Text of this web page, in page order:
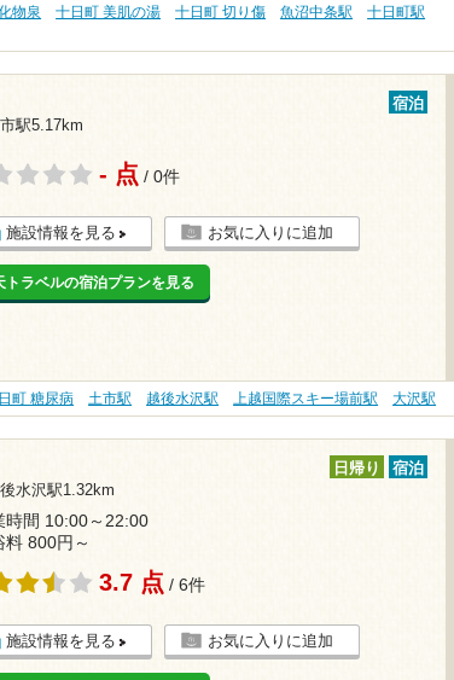
物泉 十日町 美肌の湯 十日町 切り傷 魚沼中条駅
十日町駅
駅5.17km
宿泊
- 点 / 0件
施設情報を見る お気に入りに追加
トラベルの宿泊プランを見る
町 糖尿病 土市駅 越後水沢駅 上越国際スキー場前駅 大沢駅
水沢駅1.32km
日帰り 宿泊
時間 10:00～22:00
料 800円～
3.7 点 / 6件
施設情報を見る お気に入りに追加